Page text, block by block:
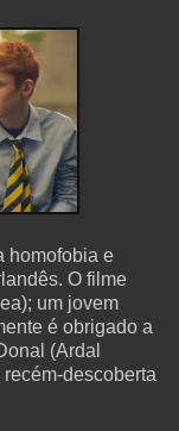
homofobia e
O filme
um jovem
é obrigado a
(Ardal
descoberta